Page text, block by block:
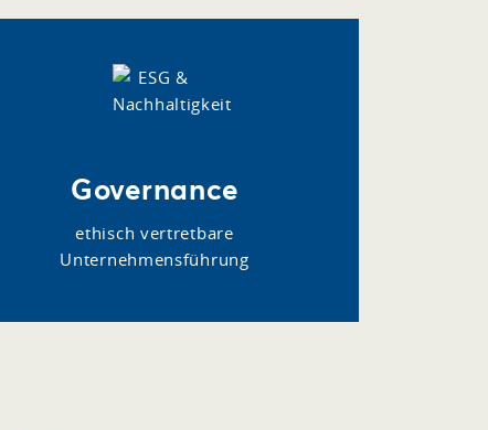
Governance
ethisch vertretbare
Unternehmensführung